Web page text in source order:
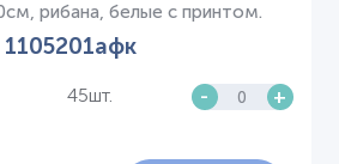
рибана, белые с принтом.
1105201афк
45шт. - +